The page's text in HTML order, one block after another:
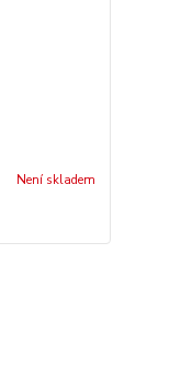
Není skladem